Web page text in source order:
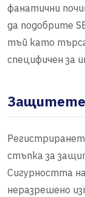
фанатични
да подобрите
тъй като
специфичен за
Защитете
стъпка за
Сигурността
неразрешено